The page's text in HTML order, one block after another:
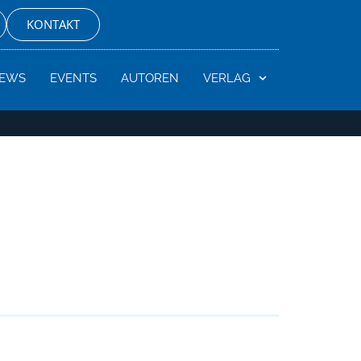
KONTAKT
EVENTS AUTOREN VERLAG